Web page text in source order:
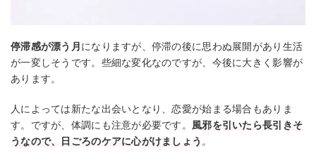
停滞感が漂う月 になりますが、停滞の後に思わぬ展開があり生活
が一変しそうです。些細な変化なのですが、今後に大きく影響が
あります。
人によっては新たな出会いとなり、恋愛が始まる場合もありま
す。ですが、体調にも注意が必要です。 風邪を引いたら長引きそ
うなので、日ごろのケアに心がけましょう 。